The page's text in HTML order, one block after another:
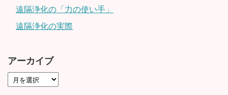
遠隔浄化の「力の使い手」
遠隔浄化の実際
アーカイブ